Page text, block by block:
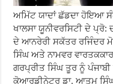
ਅਮਿੱਟ ਯਾਦਾਂ ਛੱਡਦਾ ਹੋਇਆ
ਖਾਲਸਾ ਯੂਨੀਵਰਸਿਟੀ ਦੇ
ਦੇ ਆਨਰੇਰੀ ਸਕੱਤਰ ਰਜਿੰਦਰ
ਸਿੰਘ ਅਤੇ ਨਾਮਵਰ
ਗਰਪ੍ਰੀਤ ਸਿੰਘ ਤੂਰ ਨੂੰ
ਕੋਆਰਡੀਨੇਟਰ ਡਾ. ਆਤਮ